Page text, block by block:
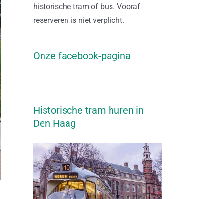
historische tram of bus. Vooraf
reserveren is niet verplicht.
Onze facebook-pagina
Historische tram huren in
Den Haag